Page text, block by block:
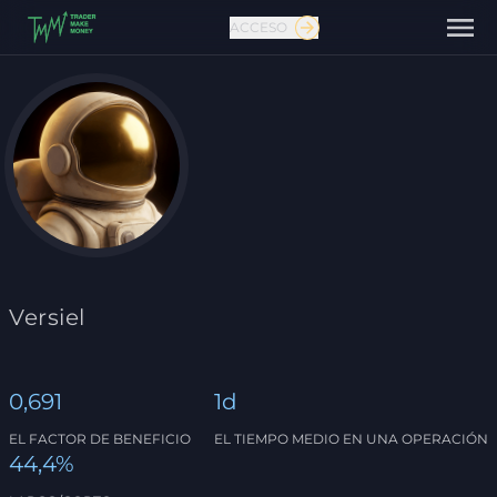
Contáctanos
ACCESO
Versiel
0,691
EL FACTOR DE BENEFICIO
1d
EL TIEMPO MEDIO EN UNA OPERACIÓN
44,4%